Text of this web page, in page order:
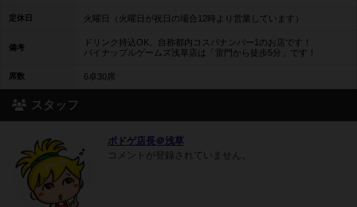
定休日 火曜日（火曜日が祝日の場合12時より営業しています）
備考
ドリンク持込OK、自称都内コスパナンバー1のお店です！
パイナップルゲームズ浅草店は「雷門から徒歩5分」です！
席数 6卓30席
スタッフ
ボドゲ店長＠浅草
コメントが登録されていません。